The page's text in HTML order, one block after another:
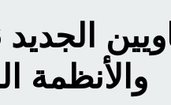
والأنظمة